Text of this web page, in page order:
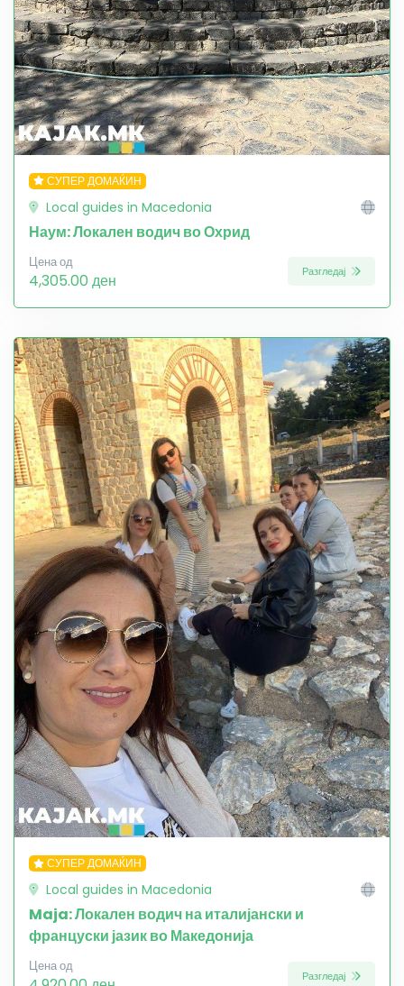
СУПЕР ДОМАЌИН
Local guides in Macedonia
Наум: Локален водич во Охрид
Цена од
4,305.00 ден Разгледај
СУПЕР ДОМАЌИН
Local guides in Macedonia
Maja: Локален водич на италијански и
француски јазик во Македонија
Цена од
Разгледај